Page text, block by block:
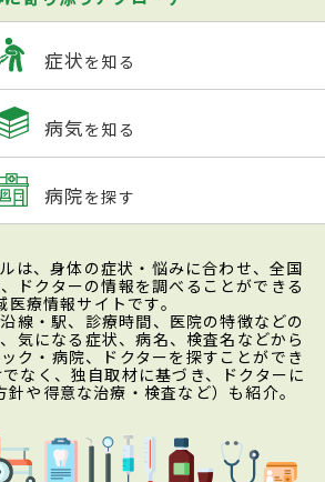
症状を知る
病気を知る
病院を探す
は、身体の症状・悩みに合わせ、全国
ドクターの情報を調べることができる
医療情報サイトです。
線・駅、診療時間、医院の特徴などの
気になる症状、病名、検査名などから
ク・病院、ドクターを探すことができ
なく、独自取材に基づき、ドクターに
や得意な治療・検査など）も紹介。